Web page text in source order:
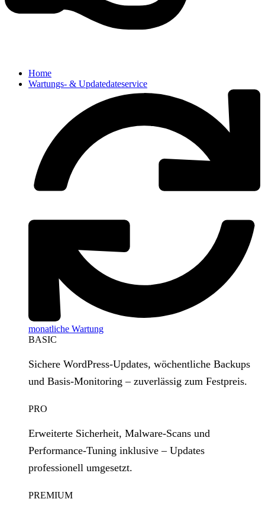
Home
Wartungs- & Updatedateservice
monatliche Wartung
BASIC
Sichere WordPress‑Updates, wöchentliche Backups
und Basis‑Monitoring – zuverlässig zum Festpreis.
PRO
Erweiterte Sicherheit, Malware‑Scans und
Performance‑Tuning inklusive – Updates
professionell umgesetzt.
PREMIUM